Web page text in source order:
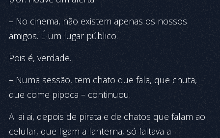
– No cinema, não existem apenas os nossos
amigos. É um lugar público.
Pois é, verdade.
– Numa sessão, tem chato que fala, que chuta,
que come pipoca – continuou.
Ai ai ai, depois de pirata e de chatos que falam ao
celular, que ligam a lanterna, só faltava a